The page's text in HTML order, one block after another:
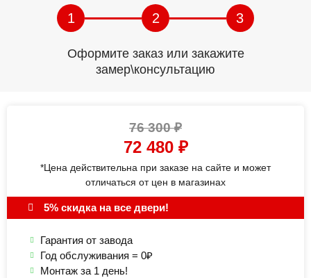
1 2 3
Оформите заказ или закажите
замер\консультацию
76 300₽
72 480 ₽
*Цена действительна при заказе на сайте и может
отличаться от цен в магазинах
5% скидка на все двери!
Гарантия от завода
Год обслуживания = 0₽
Монтаж за 1 день!